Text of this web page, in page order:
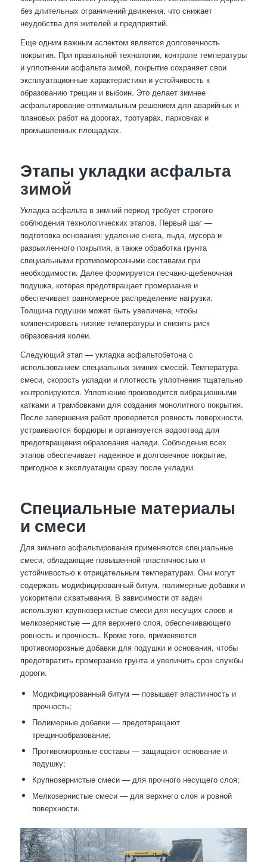
без длительных ограничений движения, что снижает
неудобства для жителей и предприятий.
Еще одним важным аспектом является долговечность
покрытия. При правильной технологии, контроле температуры
и уплотнении асфальта зимой, покрытие сохраняет свои
эксплуатационные характеристики и устойчивость к
образованию трещин и выбоин. Это делает зимнее
асфальтирование оптимальным решением для аварийных и
плановых работ на дорогах, тротуарах, парковках и
промышленных площадках.
Этапы укладки асфальта
зимой
Укладка асфальта в зимний период требует строгого
соблюдения технологических этапов. Первый шаг —
подготовка основания: удаление снега, льда, мусора и
разрыхленного покрытия, а также обработка грунта
специальными противоморозными составами при
необходимости. Далее формируется песчано-щебеночная
подушка, которая предотвращает промерзание и
обеспечивает равномерное распределение нагрузки.
Толщина подушки может быть увеличена, чтобы
компенсировать низкие температуры и снизить риск
образования колеи.
Следующий этап — укладка асфальтобетона с
использованием специальных зимних смесей. Температура
смеси, скорость укладки и плотность уплотнения тщательно
контролируются. Уплотнение производится вибрационными
катками и трамбовками для создания монолитного покрытия.
После завершения работ проверяется ровность поверхности,
устраиваются бордюры и организуется водоотвод для
предотвращения образования наледи. Соблюдение всех
этапов обеспечивает надежное и долговечное покрытие,
пригодное к эксплуатации сразу после укладки.
Специальные материалы
и смеси
Для зимнего асфальтирования применяются специальные
смеси, обладающие повышенной пластичностью и
устойчивостью к отрицательным температурам. Они могут
содержать модифицированный битум, полимерные добавки и
ускорители схватывания. В зависимости от задач
используют крупнозернистые смеси для несущих слоев и
мелкозернистые — для верхнего слоя, обеспечивающего
ровность и прочность. Кроме того, применяются
противоморозные добавки для подушки и основания, чтобы
предотвратить промерзание грунта и увеличить срок службы
дороги.
Модифицированный битум — повышает эластичность и
прочность;
Полимерные добавки — предотвращают
трещинообразование;
Противоморозные составы — защищают основание и
подушку;
Крупнозернистые смеси — для прочного несущего слоя;
Мелкозернистые смеси — для верхнего слоя и ровной
поверхности.